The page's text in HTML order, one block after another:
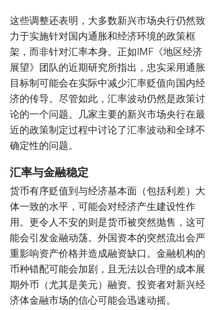
这些调整还表明，大多数新兴市场央行仍然致
力于实施针对国内通胀和经济环境的政策框
架，而非针对汇率本身。正如IMF《地区经济
展望》团队的近期研究所指出，忠实采用通胀
目标制可能会在实际中减少汇率贬值向国内经
济的传导。尽管如此，汇率波动仍然是政策讨
论的一个问题。几家主要的新兴市场央行在最
近的政策制定过程中讨论了汇率波动和全球不
确定性的问题。
汇率与金融稳定
货币有序贬值到与经济基本面（包括利差）大
体一致的水平，可能会对经济产生建设性作
用。更令人不安的则是货币被突然抛售，这可
能会引发金融动荡。外国资本的突然流出会严
重影响资产价格并造成融资缺口。金融机构的
币种错配可能会加剧，且无法以合理的成本展
期外币（尤其是美元）融资。投资者对新兴经
济体金融市场的信心可能会迅速动摇。